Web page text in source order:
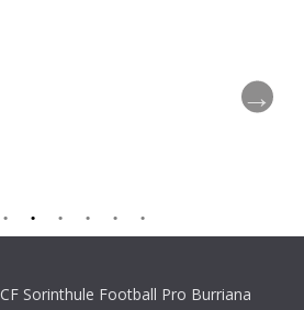
CF Sorinthule Football Pro Burriana